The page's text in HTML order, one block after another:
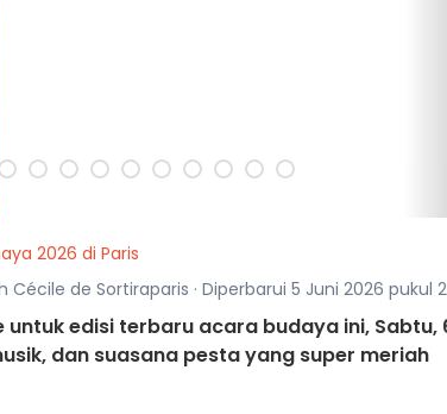
2026 di Paris
Cécile de Sortiraparis · Diperbarui 5 Juni 2026 pukul
untuk edisi terbaru acara budaya ini, Sabtu,
dan suasana pesta yang super meriah